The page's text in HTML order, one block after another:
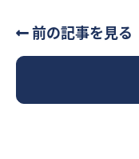
前の記事を見る